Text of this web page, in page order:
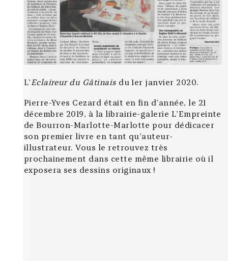
L’Eclaireur du Gâtinais du 1er janvier 2020.
Pierre-Yves Cezard était en fin d’année, le 21
décembre 2019, à la librairie-galerie L’Empreinte
de Bourron-Marlotte-Marlotte pour dédicacer
son premier livre en tant qu’auteur-
illustrateur. Vous le retrouvez très
prochainement dans cette même librairie où il
exposera ses dessins originaux !